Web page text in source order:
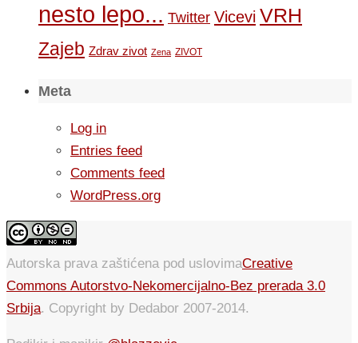
nesto lepo... Twitter Vicevi VRH
Zajeb Zdrav zivot Zena ZIVOT
Meta
Log in
Entries feed
Comments feed
WordPress.org
Autorska prava zaštićena pod uslovimaCreative
Commons Autorstvo-Nekomercijalno-Bez prerada 3.0
Srbija. Copyright by Dedabor 2007-2014.